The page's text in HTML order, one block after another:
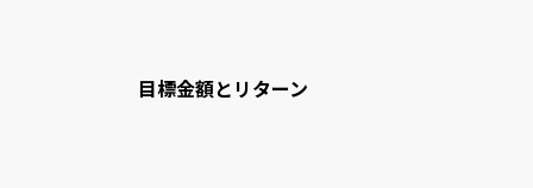
目標金額とリターン